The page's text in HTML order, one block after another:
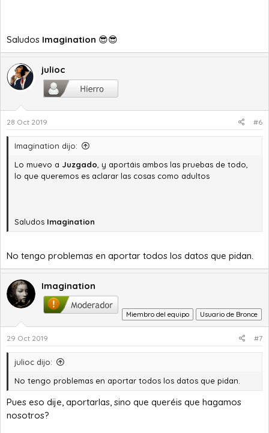
Saludos Imagination 😎😎
julioc
28 Oct 2019 #6
Imagination dijo:
Lo muevo a Juzgado , y aportáis ambos las pruebas de todo,
lo que queremos es aclarar las cosas como adultos
Saludos Imagination
No tengo problemas en aportar todos los datos que pidan.
Imagination
Miembro del equipo Usuario de Bronce
29 Oct 2019 #7
julioc dijo:
No tengo problemas en aportar todos los datos que pidan.
Pues eso dije, aportarlas, sino que queréis que hagamos
nosotros?